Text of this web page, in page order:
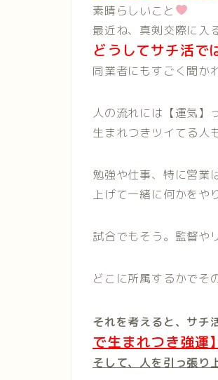
素晴らしいこと
最近ね、真剣交際に入
どうしてサチ活で
同業者にもすごく聞か
人の流れには【運気】
生まれつきツイてる人
勉強や仕事、特に営業
上げて一緒に何かをや
試合でもそう。監督や
どこに所属するかでそ
それを考えると、サチ
で生まれつき強運】
そして、人を引っ張り